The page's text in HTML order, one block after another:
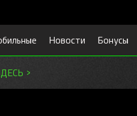
Новости Бонусы
>